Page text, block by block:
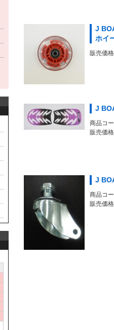
J
ホイ
販売価
J
商品コ
販売価
J
商品コ
販売価